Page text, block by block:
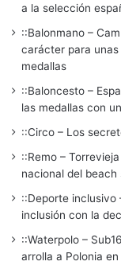
a la selección
::Balonmano –
carácter para
medallas
::Baloncesto –
las medallas con
::Circo – Los
::Remo –
nacional del beach
::Deporte inclusivo
inclusión con la
::Waterpolo –
arrolla a Polonia